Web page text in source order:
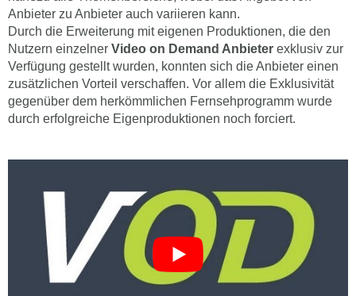
Anbieter zu Anbieter auch variieren kann.
Durch die Erweiterung mit eigenen Produktionen, die den
Nutzern einzelner Video on Demand Anbieter exklusiv zur
Verfügung gestellt wurden, konnten sich die Anbieter einen
zusätzlichen Vorteil verschaffen. Vor allem die Exklusivität
gegenüber dem herkömmlichen Fernsehprogramm wurde
durch erfolgreiche Eigenproduktionen noch forciert.